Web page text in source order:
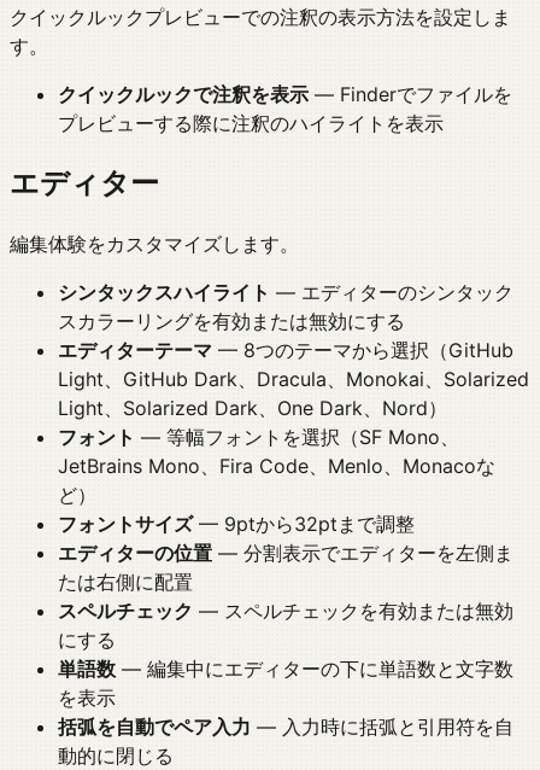
クイックルックプレビューでの注釈の表示方法を設定しま
す。
クイックルックで注釈を表示 — Finderでファイルを
プレビューする際に注釈のハイライトを表示
エディター
編集体験をカスタマイズします。
シンタックスハイライト — エディターのシンタック
スカラーリングを有効または無効にする
エディターテーマ — 8つのテーマから選択（GitHub
Light、GitHub Dark、Dracula、Monokai、Solarized
Light、Solarized Dark、One Dark、Nord）
フォント — 等幅フォントを選択（SF Mono、
JetBrains Mono、Fira Code、Menlo、Monacoな
ど）
フォントサイズ— 9ptから32ptまで調整
エディターの位置 — 分割表示でエディターを左側ま
たは右側に配置
スペルチェック — スペルチェックを有効または無効
にする
単語数 — 編集中にエディターの下に単語数と文字数
を表示
括弧を自動でペア入力 — 入力時に括弧と引用符を自
動的に閉じる